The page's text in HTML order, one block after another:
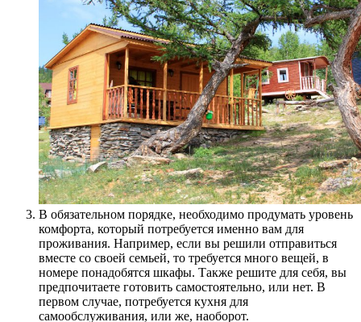
В обязательном порядке, необходимо продумать уровень
комфорта, который потребуется именно вам для
проживания. Например, если вы решили отправиться
вместе со своей семьей, то требуется много вещей, в
номере понадобятся шкафы. Также решите для себя, вы
предпочитаете готовить самостоятельно, или нет. В
первом случае, потребуется кухня для
самообслуживания, или же, наоборот.